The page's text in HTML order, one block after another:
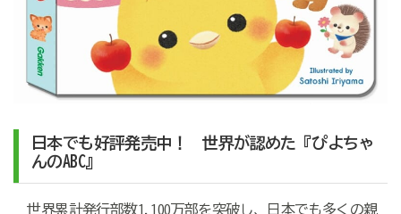
日本でも好評発売中！ 世界が認めた『ぴよちゃ
んのABC』
世界累計発行部数1,100万部を突破し、日本でも多くの親